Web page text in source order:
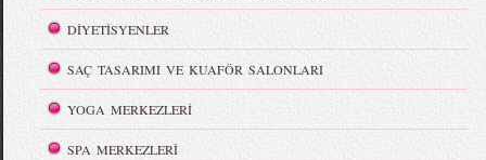
DİYETİSYENLER
SAÇ TASARIMI VE KUAFÖR SALONLARI
YOGA MERKEZLERİ
SPA MERKEZLERİ